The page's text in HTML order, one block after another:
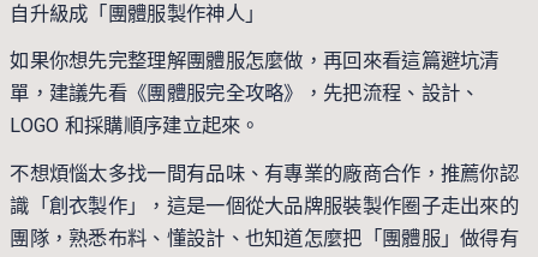
自升級成「團體服製作神人」
如果你想先完整理解團體服怎麼做，再回來看這篇避坑清
單，建議先看 《團體服完全攻略》
，先把流程、設計、
LOGO 和採購順序建立起來。
不想煩惱太多找一間有品味、有專業的廠商合作，推薦你認
識「創衣製作 」，這是一個從大品牌服裝製作圈子走出來的
團隊，熟悉布料、懂設計、也知道怎麼把「團體服」做得有